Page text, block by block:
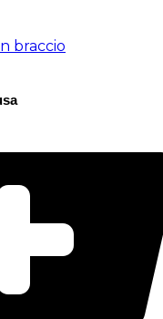
braccio